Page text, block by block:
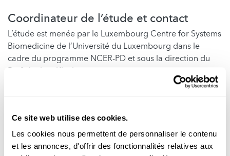
Ce site web utilise des cookies.
Les cookies nous permettent de personnaliser le contenu
et les annonces, d'offrir des fonctionnalités relatives aux
Coordinateur de l’étude et contact
L’étude est menée par le Luxembourg Centre for Systems
Biomedicine de l’Université du Luxembourg dans le
cadre du programme NCER-PD et sous la direction du
Prof. Jochen Klucken.
Pour toute question, veuillez contacter mypd@uni.lu ou
Disclaimer : science.lu n'assume aucune responsabilité
quant au contenu de cet article et de l'étude
scientifique. Si vous avez des questions ou des soucis,